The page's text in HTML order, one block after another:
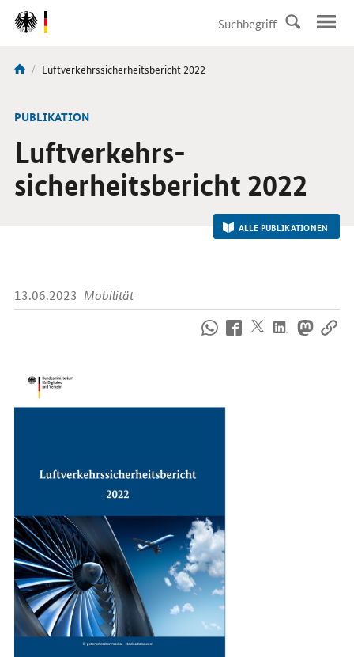
DirektZu:
Navigation
Sie
hier:
Aktuelle
Luftverkehrs­sicherheitsbericht 2022
PUBLIKATION
Luftverkehrs­
sicherheitsbericht 2022
ALLE PUBLIKATIONEN
13.06.2023 Mobilität
Internet